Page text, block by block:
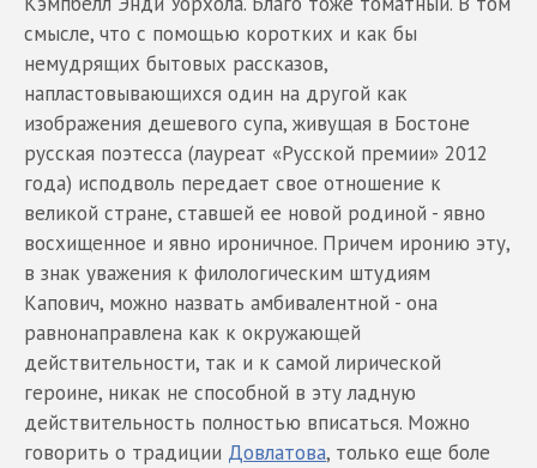
смысле, что с помощью коротких и как бы
немудрящих бытовых рассказов,
напластовывающихся один на другой как
изображения дешевого супа, живущая в Бостоне
русская поэтесса (лауреат «Русской премии» 2012
года) исподволь передает свое отношение к
великой стране, ставшей ее новой родиной - явно
восхищенное и явно ироничное. Причем иронию эту,
в знак уважения к филологическим штудиям
Капович, можно назвать амбивалентной - она
равнонаправлена как к окружающей
действительности, так и к самой лирической
героине, никак не способной в эту ладную
действительность полностью вписаться. Можно
говорить о традиции Довлатова, только еще боле